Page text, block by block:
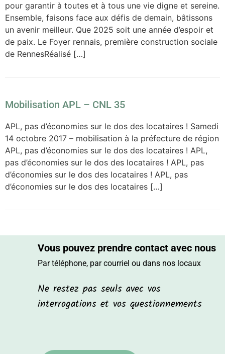
pour garantir à toutes et à tous une vie digne et sereine.
Ensemble, faisons face aux défis de demain, bâtissons
un avenir meilleur. Que 2025 soit une année d’espoir et
de paix. Le Foyer rennais, première construction sociale
de RennesRéalisé […]
Mobilisation APL – CNL 35
APL, pas d’économies sur le dos des locataires ! Samedi
14 octobre 2017 – mobilisation à la préfecture de région
APL, pas d’économies sur le dos des locataires ! APL,
pas d’économies sur le dos des locataires ! APL, pas
d’économies sur le dos des locataires ! APL, pas
d’économies sur le dos des locataires […]
Vous pouvez prendre contact avec nous
Par téléphone, par courriel ou dans nos locaux
Ne restez pas seuls avec vos
interrogations et vos questionnements